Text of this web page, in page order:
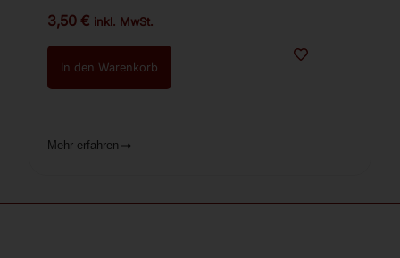
3,50€ inkl. MwSt.
In den Warenkorb
Mehr erfahren